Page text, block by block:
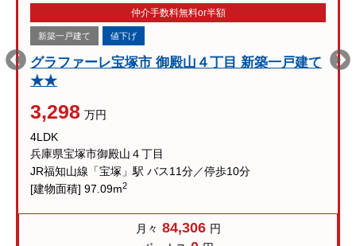
仲介手数料無料or半額
新築一戸建て 値下げ
グラファーレ宝塚市 御殿山４丁目 新築一戸建て
★★
3,298 万円
4LDK
兵庫県宝塚市御殿山４丁目
JR福知山線「宝塚」駅 バス11分／停歩10分
[建物面積] 97.09m2
月々 84,306 円